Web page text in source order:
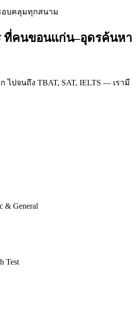
รอบคลุมทุกสนาม
ที่คนขอนแก่น–อุดรค้นหา
ไปจนถึง TBAT, SAT, IELTS — เรามี
& General
Test